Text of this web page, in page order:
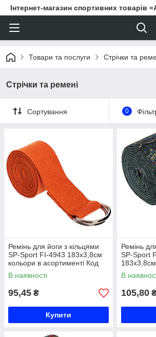
Інтернет-магазин спортивних товарів
Товари та послуги Стрічки та
Стрічки та ремені
Сортування 0
Ремінь для йоги з кільцями
SP-Sport FI-4943 183x3,8см
кольори в асортименті Код
FI-4943
В наявності
95,45 ₴
Купити
Ремінь
SP-Sport
183x3,8см
Код FI-
В
105,80